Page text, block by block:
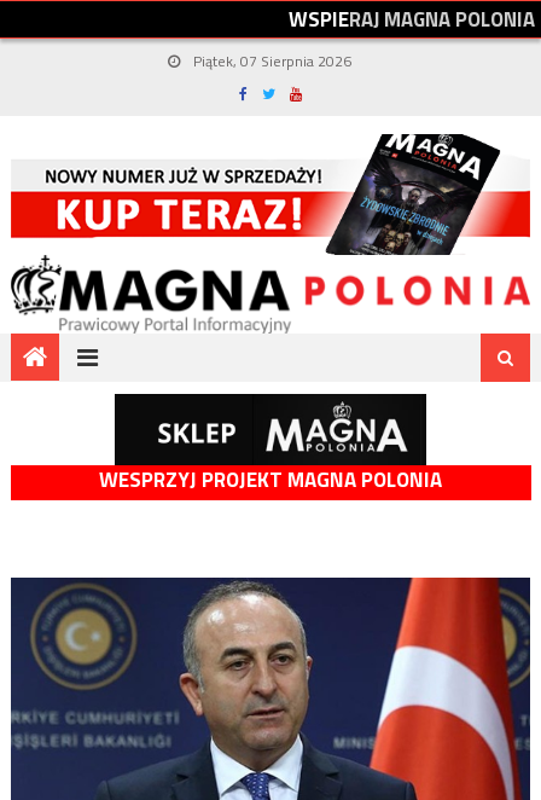
WSPIERAJMAGNAPOLONIA
Piątek, 07 Sierpnia 2026
WESPRZYJ PROJEKT MAGNA POLONIA